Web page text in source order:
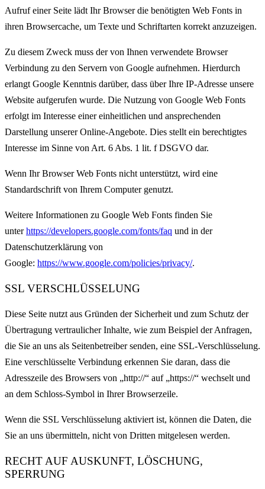
Aufruf einer Seite lädt Ihr Browser die benötigten Web Fonts in
ihren Browsercache, um Texte und Schriftarten korrekt anzuzeigen.
Zu diesem Zweck muss der von Ihnen verwendete Browser
Verbindung zu den Servern von Google aufnehmen. Hierdurch
erlangt Google Kenntnis darüber, dass über Ihre IP-Adresse unsere
Website aufgerufen wurde. Die Nutzung von Google Web Fonts
erfolgt im Interesse einer einheitlichen und ansprechenden
Darstellung unserer Online-Angebote. Dies stellt ein berechtigtes
Interesse im Sinne von Art. 6 Abs. 1 lit. f DSGVO dar.
Wenn Ihr Browser Web Fonts nicht unterstützt, wird eine
Standardschrift von Ihrem Computer genutzt.
Weitere Informationen zu Google Web Fonts finden Sie
unterhttps://developers.google.com/fonts/faq und in der
Datenschutzerklärung von
Google: https://www.google.com/policies/privacy/.
SSL VERSCHLÜSSELUNG
Diese Seite nutzt aus Gründen der Sicherheit und zum Schutz der
Übertragung vertraulicher Inhalte, wie zum Beispiel der Anfragen,
die Sie an uns als Seitenbetreiber senden, eine SSL-Verschlüsselung.
Eine verschlüsselte Verbindung erkennen Sie daran, dass die
Adresszeile des Browsers von „http://“ auf „https://“ wechselt und
an dem Schloss-Symbol in Ihrer Browserzeile.
Wenn die SSL Verschlüsselung aktiviert ist, können die Daten, die
Sie an uns übermitteln, nicht von Dritten mitgelesen werden.
RECHT AUF AUSKUNFT, LÖSCHUNG,
SPERRUNG